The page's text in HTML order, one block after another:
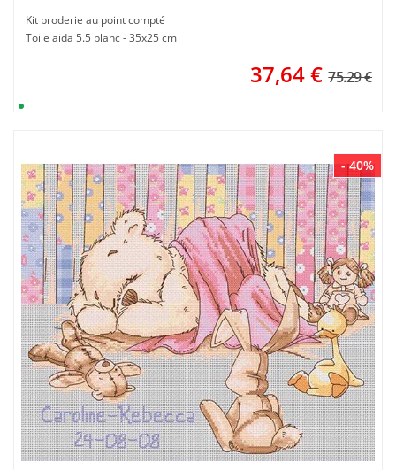
Kit broderie au point compté
Toile aida 5.5 blanc - 35x25 cm
37,64€ 75.29 €
- 40%